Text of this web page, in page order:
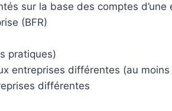
sur la base des comptes d’une
(BFR)
pratiques)
entreprises différentes (au moins
différentes